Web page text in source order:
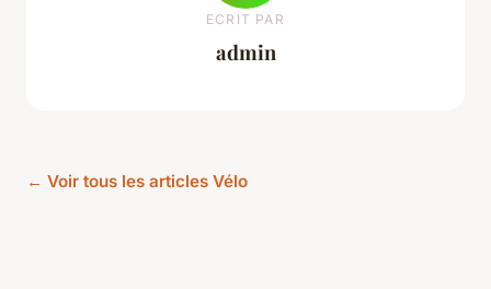
ECRIT PAR
admin
← Voir tous les articles Vélo